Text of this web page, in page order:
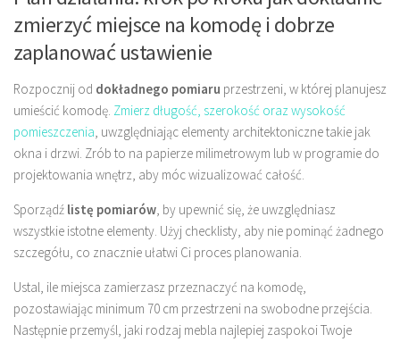
zmierzyć miejsce na komodę i dobrze
zaplanować ustawienie
Rozpocznij od dokładnego pomiaru przestrzeni, w której planujesz
umieścić komodę. Zmierz długość, szerokość oraz wysokość
pomieszczenia, uwzględniając elementy architektoniczne takie jak
okna i drzwi. Zrób to na papierze milimetrowym lub w programie do
projektowania wnętrz, aby móc wizualizować całość.
Sporządź listę pomiarów, by upewnić się, że uwzględniasz
wszystkie istotne elementy. Użyj checklisty, aby nie pominąć żadnego
szczegółu, co znacznie ułatwi Ci proces planowania.
Ustal, ile miejsca zamierzasz przeznaczyć na komodę,
pozostawiając minimum 70 cm przestrzeni na swobodne przejścia.
Następnie przemyśl, jaki rodzaj mebla najlepiej zaspokoi Twoje